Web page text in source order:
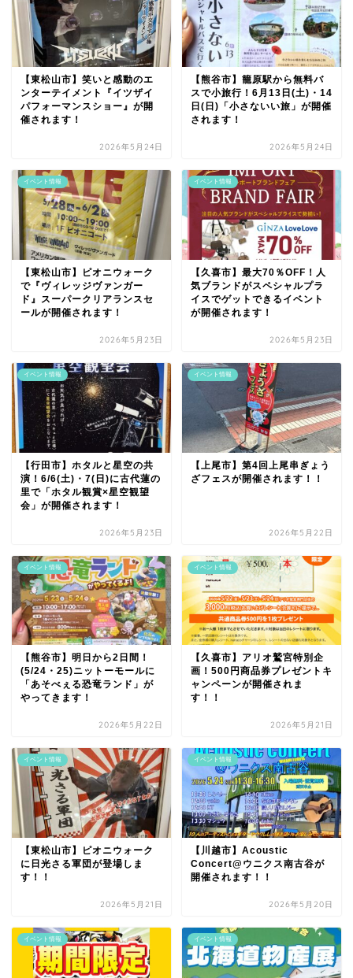
【東松山市】笑いと感動のエ
ンターテイメント『イツザイ
パフォーマンスショー』が開
催されます！
2026年5月24日
【熊谷市】籠原駅から無料バ
スで小旅行！6月13日(土)・14
日(日)「小さないい旅」が開催
されます！
2026年5月24日
イベント情報
【東松山市】ピオニウォーク
で『ヴィレッジヴァンガー
ド』スーパークリアランスセ
ールが開催されます！
2026年5月23日
イベント情報
【久喜市】最大70％OFF！人
気ブランドがスペシャルプラ
イスでゲットできるイベント
が開催されます！
2026年5月23日
イベント情報
【行田市】ホタルと星空の共
演！6/6(土)・7(日)に古代蓮の
里で「ホタル観賞×星空観望
会」が開催されます！
2026年5月23日
イベント情報
【上尾市】第4回上尾串ぎょう
ざフェスが開催されます！！
2026年5月22日
イベント情報
【熊谷市】明日から2日間！
(5/24・25)ニットーモールに
「あそべぇる恐竜ランド」が
やってきます！
2026年5月22日
イベント情報
【久喜市】アリオ鷲宮特別企
画！500円商品券プレゼントキ
ャンペーンが開催されま
す！！
2026年5月21日
イベント情報
【東松山市】ピオニウォーク
に日光さる軍団が登場しま
す！！
2026年5月21日
イベント情報
【川越市】Acoustic
Concert@ウニクス南古谷が
開催されます！！
2026年5月20日
イベント情報 イベント情報